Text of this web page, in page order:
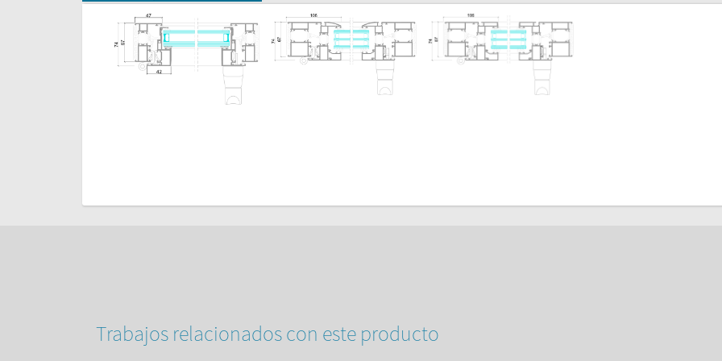
Vista Lateral
Perfis LT
Detalles
Pormenores LT
Catálogo Técnico
Catálogo Técnico LT
INF TECNICA N0426.1-08112022 Sistema LT-LightFrame
INF TECNICA N0472.1-25052023 Novo perfil LT 65
INF TECNICA N0526.1-01022024 - Solução de porta LT LIGHT
Trabajos relacionados con este producto